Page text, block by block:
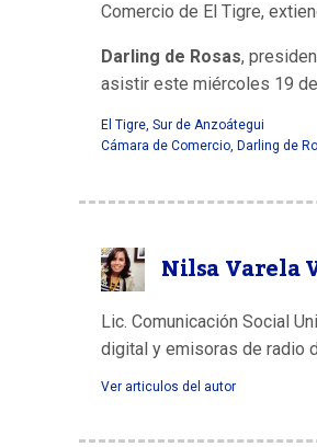
Comercio de El Tigre,
Darling de Rosas,
asistir este miércoles 19
El Tigre, Sur de Anzoátegui
Cámara de Comercio, Darling de
Nilsa Varela
Lic. Comunicación Social
digital y emisoras de radio
Ver articulos del autor